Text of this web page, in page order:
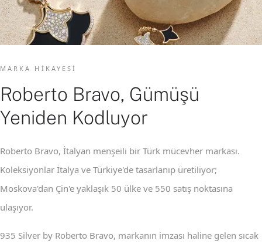
MARKA HIKAYESI
Roberto Bravo, Gümüşü
Yeniden Kodluyor
Roberto Bravo, İtalyan menşeili bir Türk mücevher markası.
Koleksiyonlar İtalya ve Türkiye'de tasarlanıp üretiliyor;
Moskova'dan Çin'e yaklaşık 50 ülke ve 550 satış noktasına
ulaşıyor.
935 Silver by Roberto Bravo, markanın imzası haline gelen sıcak